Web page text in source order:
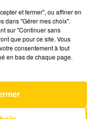
et fermer", ou affiner en
dans "Gérer mes choix".
sur "Continuer sans
que pour ce site. Vous
consentement à tout
en bas de chaque page.